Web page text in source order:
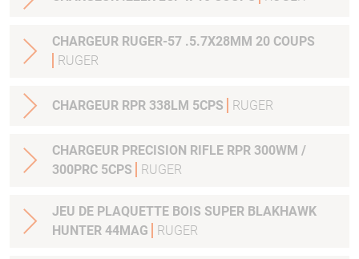
CHARGEUR RUGER-57 .5.7X28MM 20 COUPS
RUGER
CHARGEUR RPR 338LM 5CPS RUGER
CHARGEUR PRECISION RIFLE RPR 300WM /
300PRC 5CPS
RUGER
JEU DE PLAQUETTE BOIS SUPER BLAKHAWK
HUNTER 44MAG
RUGER